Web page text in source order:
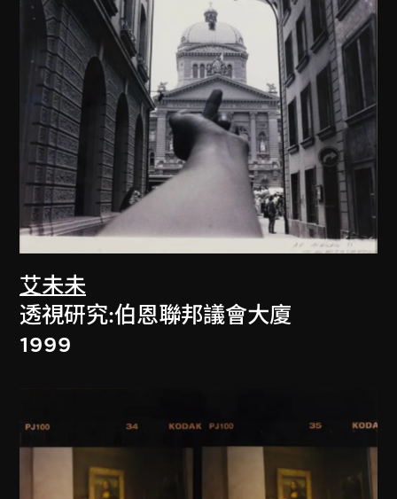
艾未未
透視研究:伯恩聯邦議會大廈
1999